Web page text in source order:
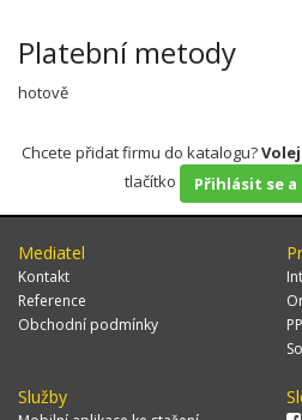
Platební metody
hotově
Chcete přidat firmu do katalogu?
tlačítko
Přihlásit se
Mediatel
Kontakt
Reference
Obchodní podmínky
Služby